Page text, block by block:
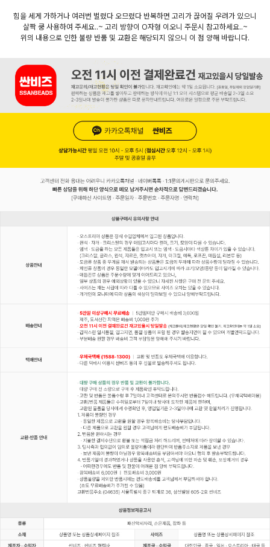
힘을 세게 가하거나 여러번 벌렸다 오므렸다 반복하면 고리가 끊어질 우려가 있으니
살짝 쿵 사용하여 주세요..~ 고리 방향이 O자형 이오니 주문시 참고하세요..~
위의 내용으로 인한 불량 반품 및 교환은 해당되지 않으니 이 점 양해 바랍니다.